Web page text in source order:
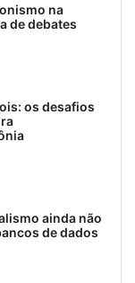
na
de debates
os desafios
ainda não
de dados